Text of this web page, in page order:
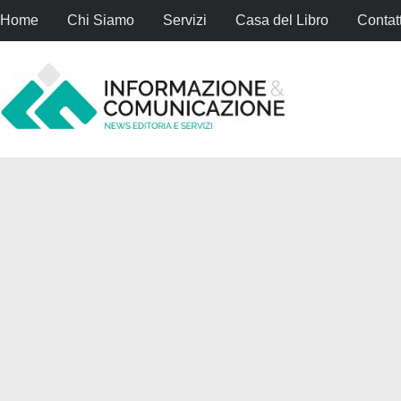
Home Chi Siamo Servizi Casa del Libro